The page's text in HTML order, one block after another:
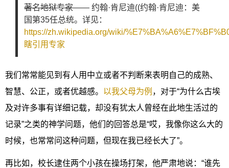
著名地狱专家—— 约翰·肯尼迪((约翰·肯尼迪：美
国第35任总统。详见：
https://zh.wikipedia.org/wiki/
瞎引用专家
我们常常能见到有人用中立或者不判断来表明自己的成熟、
智慧、公正，或者优越感。 以我父母为例 ，对于“为什么古埃
及对许多事有详细记载，却没有犹太人曾经在此地生活过的
记录”之类的神学问题，他们的回答总是“哎，我像你这么大的
时候，也常常问这种问题，但现在我已经长大了”。
再比如，校长逮住两个小孩在操场打架，他严肃地说：“谁先